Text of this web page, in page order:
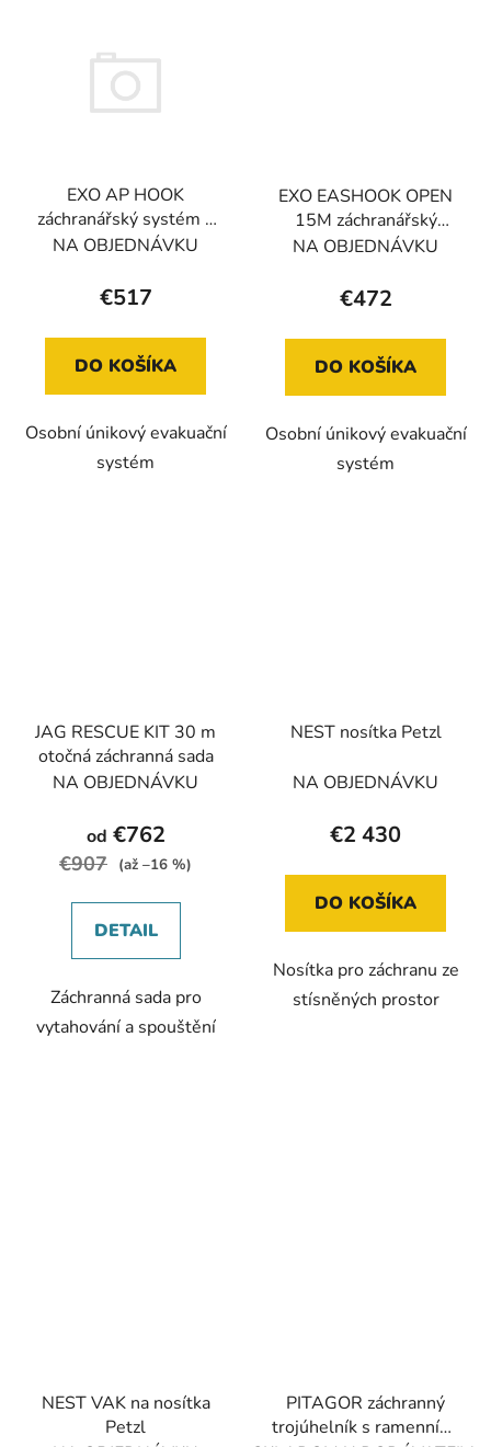
EXO AP HOOK
záchranářský systém s
kotvícím hákem
NA OBJEDNÁVKU
€517
DO KOŠÍKA
Osobní únikový evakuační
systém
EXO EASHOOK OPEN
15M záchranářský
systém ČERNÝ
NA OBJEDNÁVKU
€472
DO KOŠÍKA
Osobní únikový evakuační
systém
JAG RESCUE KIT 30 m
otočná záchranná sada
NA OBJEDNÁVKU
od €762
€907 (až –16 %)
DETAIL
Záchranná sada pro
vytahování a spouštění
NEST nosítka Petzl
NA OBJEDNÁVKU
€2 430
DO KOŠÍKA
Nosítka pro záchranu ze
stísněných prostor
NEST VAK na nosítka
Petzl
PITAGOR záchranný
trojúhelník s ramenními